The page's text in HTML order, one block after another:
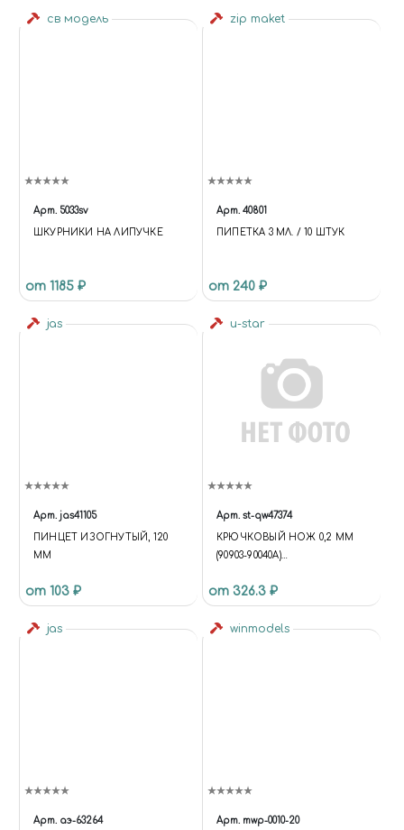
св модель
Арт. 5033sv
ШКУРНИКИ НА ЛИПУЧКЕ
от 1185 ₽
zip maket
Арт. 40801
ПИПЕТКА 3 МЛ. / 10 ШТУК
от 240 ₽
jas
Арт. jas41105
ПИНЦЕТ ИЗОГНУТЫЙ, 120
ММ
от 103 ₽
u-star
Арт. st-qw47374
КРЮЧКОВЫЙ НОЖ 0,2 ММ
(90903-90040A)
HOOK KNIFE (90903-90040A)
(CONSOLIDATED)
от 326.3 ₽
jas
Арт. аэ-63264
winmodels
Арт. mwp-0010-20